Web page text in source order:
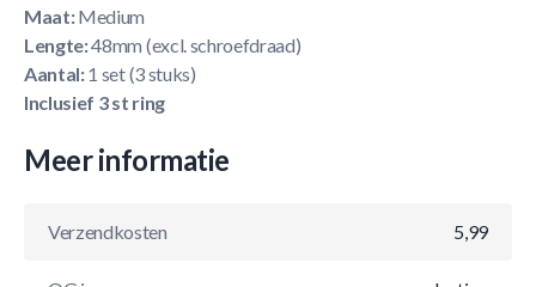
Maat:Medium
Lengte:48mm (excl. schroefdraad)
Aantal:1 set (3 stuks)
Inclusief 3 st ring
Meer informatie
Verzendkosten 5,99